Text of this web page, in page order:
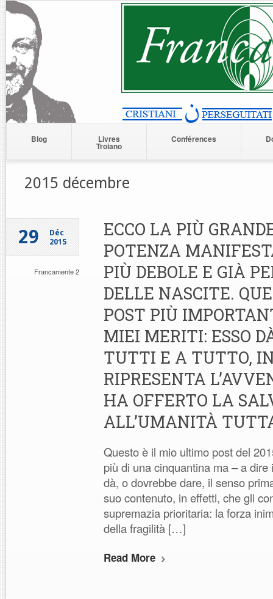
Blog Livres
Troiano
Conférences
2015 décembre
29
Déc
2015
Francamente 2
ECCO LA PIÙ
POTENZA
PIÙ DEBOLE E GIÀ
DELLE NASCITE.
POST PIÙ
MIEI MERITI: ESSO
TUTTI E A TUTTO,
RIPRESENTA
HA OFFERTO LA
ALL’UMANITÀ
Questo è il mio ultimo post del
più di una cinquantina ma – a
dà, o dovrebbe dare, il senso
suo contenuto, in effetti, che gli
supremazia prioritaria: la forza
della fragilità […]
Read More